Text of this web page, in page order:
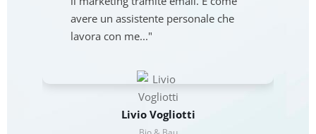
Livio Vogliotti
avere un assistente personale che
lavora con me..."